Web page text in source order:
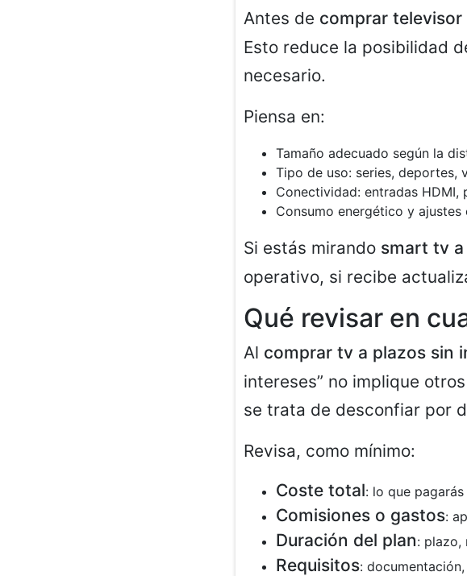
Antes de comprar televisor
Esto reduce la posibilidad
necesario.
Piensa en:
Tamaño adecuado según la
Tipo de uso: series, deportes,
Conectividad: entradas
Consumo energético y ajustes
Si estás mirando smart tv
operativo, si recibe
Qué revisar en
Al comprar tv a plazos sin
intereses” no implique
se trata de desconfiar por
Revisa, como mínimo:
Coste total: lo que
Comisiones o gastos:
Duración del plan: plazo,
Requisitos: